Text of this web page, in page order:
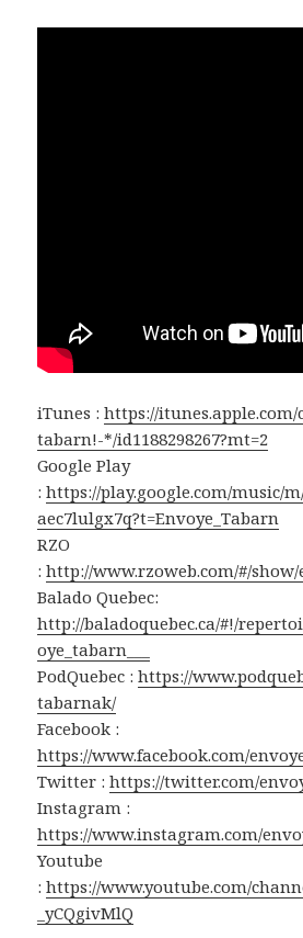
iTunes :https://itunes.apple.com/
tabarn!-*/id1188298267?mt=2
Google Play
:https://play.google.com/music/
aec7lulgx7q?t=Envoye_Tabarn
RZO
:http://www.rzoweb.com/#/
Balado Quebec:
http://baladoquebec.ca/#!/
oye_tabarn___
PodQuebec :https://
tabarnak/
Facebook :
https://www.facebook.com/
Twitter :https://twitter.com/
Instagram :
https://www.instagram.com/
Youtube
:https://www.youtube.com/
_yCQgivMlQ